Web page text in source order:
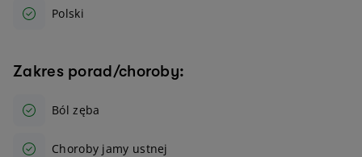
Polski
Zakres porad/choroby:
Ból zęba
Choroby jamy ustnej